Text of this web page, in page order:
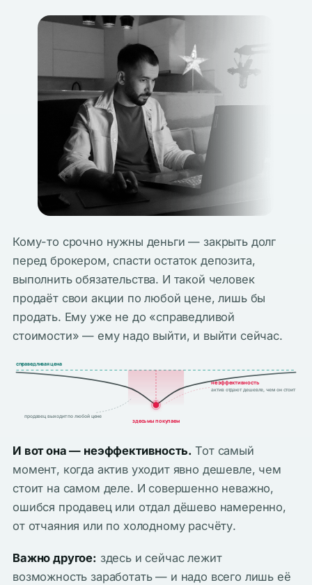
Кому-то срочно нужны деньги — закрыть долг
перед брокером, спасти остаток депозита,
выполнить обязательства. И такой человек
продаёт свои акции по любой цене, лишь бы
продать. Ему уже не до «справедливой
стоимости» — ему надо выйти, и выйти сейчас.
справедливая цена
неэффективность
актив отдают дешевле, чем он стоит
здесь мы покупаем
продавец выходит по любой цене
И вот она — неэффективность. Тот самый
момент, когда актив уходит явно дешевле, чем
стоит на самом деле. И совершенно неважно,
ошибся продавец или отдал дёшево намеренно,
от отчаяния или по холодному расчёту.
Важно другое: здесь и сейчас лежит
возможность заработать — и надо всего лишь её